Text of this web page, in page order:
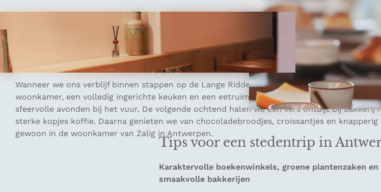
De boetiek-vakantiehuizen van Zalig in Antwerpen zijn accommodaties voor grotere
anders dan de groepsaccommodaties die je vaak ziet. De huizen zijn stijlvol ingericht en
vriendenweekend. Mortexvloeren, Marokkaanse tegels, authentieke trappen en
Wanneer we ons verblijf binnen stappen op de Lange Ridderstraat worden we echt verrast.
woonkamer, een volledig ingerichte keuken en een eetruimte die mij doet denken aan een
sfeervolle avonden bij het vuur. De volgende ochtend halen we een vers ontbijt bij
sterke kopjes koffie. Daarna genieten we van chocoladebroodjes, croissantjes en
gewoon in de woonkamer van Zalig in Antwerpen.
Tips voor een stedentrip in
Karaktervolle boekenwinkels, groene plantenzaken en
smaakvolle bakkerijen